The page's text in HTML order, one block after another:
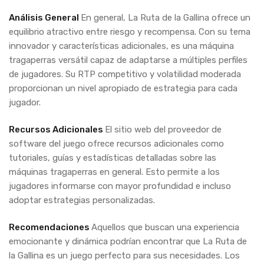
Análisis General
En general, La Ruta de la Gallina ofrece un
equilibrio atractivo entre riesgo y recompensa. Con su tema
innovador y características adicionales, es una máquina
tragaperras versátil capaz de adaptarse a múltiples perfiles
de jugadores. Su RTP competitivo y volatilidad moderada
proporcionan un nivel apropiado de estrategia para cada
jugador.
Recursos Adicionales El sitio web del proveedor de
software del juego ofrece recursos adicionales como
tutoriales, guías y estadísticas detalladas sobre las
máquinas tragaperras en general. Esto permite a los
jugadores informarse con mayor profundidad e incluso
adoptar estrategias personalizadas.
Recomendaciones Aquellos que buscan una experiencia
emocionante y dinámica podrían encontrar que La Ruta de
la Gallina es un juego perfecto para sus necesidades. Los